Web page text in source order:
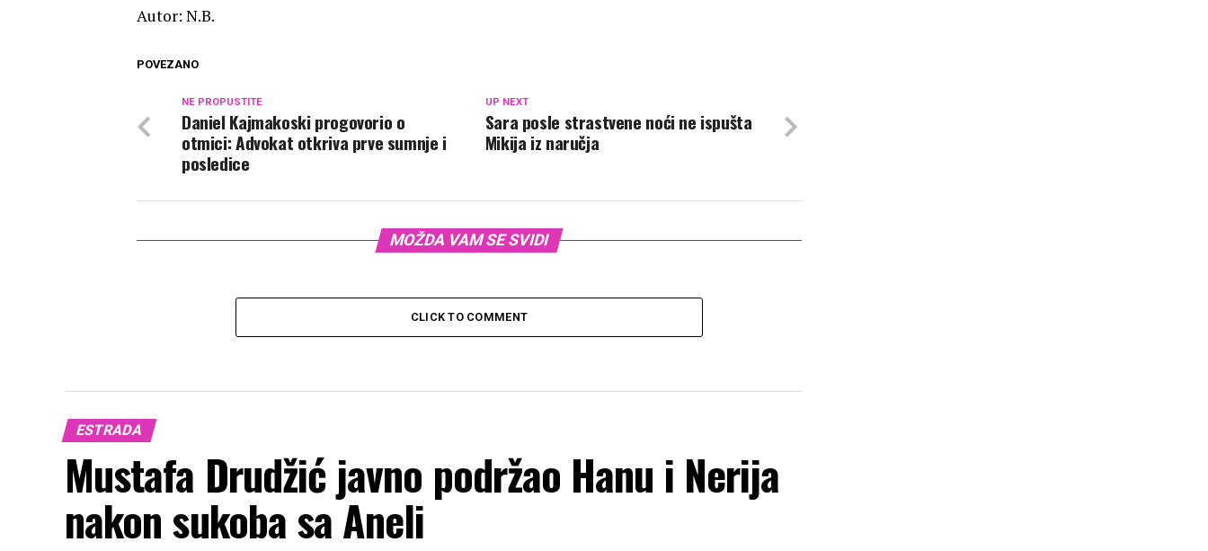
Autor: N.B.
POVEZANO
UP NEXT
Sara posle strastvene noći ne ispušta
Mikija iz naručja
NE PROPUSTITE
Daniel Kajmakoski progovorio o
otmici: Advokat otkriva prve sumnje i
posledice
MOŽDA VAM SE SVIDI
CLICK TO COMMENT
ESTRADA
Mustafa Drudžić javno podržao Hanu i Nerija
nakon sukoba sa Aneli